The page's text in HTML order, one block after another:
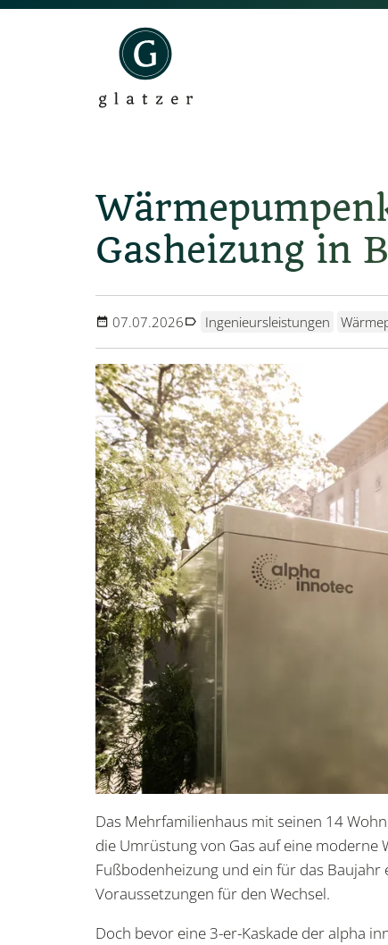
Gasheizung in
07.07.2026 Ingenieursleistungen
Das Mehrfamilienhaus mit seinen 14
die Umrüstung von Gas auf eine
Fußbodenheizung und ein für das
Voraussetzungen für den Wechsel.
Doch bevor eine 3-er-Kaskade der alpha